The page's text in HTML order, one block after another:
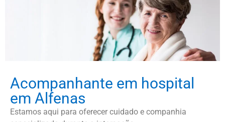
Acompanhante em hospital
em Alfenas
Estamos aqui para oferecer cuidado e companhia